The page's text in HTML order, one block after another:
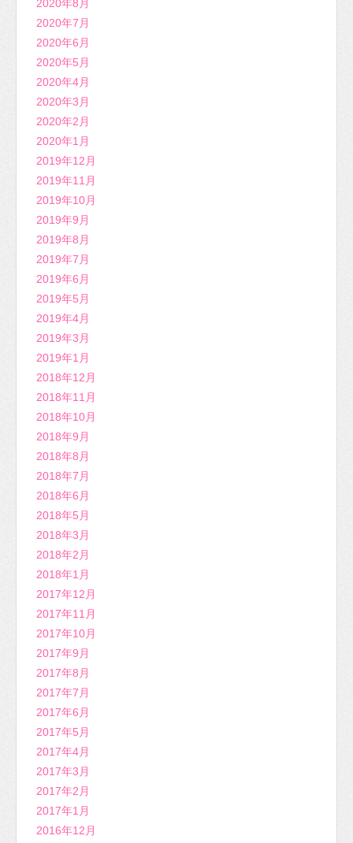
2020年8月
2020年7月
2020年6月
2020年5月
2020年4月
2020年3月
2020年2月
2020年1月
2019年12月
2019年11月
2019年10月
2019年9月
2019年8月
2019年7月
2019年6月
2019年5月
2019年4月
2019年3月
2019年1月
2018年12月
2018年11月
2018年10月
2018年9月
2018年8月
2018年7月
2018年6月
2018年5月
2018年3月
2018年2月
2018年1月
2017年12月
2017年11月
2017年10月
2017年9月
2017年8月
2017年7月
2017年6月
2017年5月
2017年4月
2017年3月
2017年2月
2017年1月
2016年12月